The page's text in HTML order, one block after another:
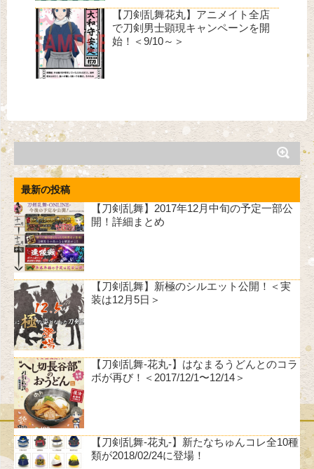
【刀剣乱舞花丸】アニメイト全店
で刀剣男士顕現キャンペーンを開
始！＜9/10～＞
最新の投稿
【刀剣乱舞】2017年12月中旬の予定一部公
開！詳細まとめ
【刀剣乱舞】新極のシルエット公開！＜実
装は12月5日＞
【刀剣乱舞-花丸-】はなまるうどんとのコラ
ボが再び！＜2017/12/1〜12/14＞
【刀剣乱舞-花丸-】新たなちゅんコレ全10種
類が2018/02/24に登場！